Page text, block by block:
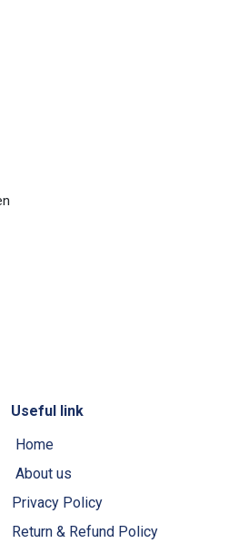
Useful link
Home
About us
Privacy Policy
Return & Refund Policy